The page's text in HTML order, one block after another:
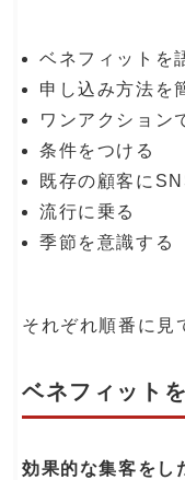
ベネフィットを
申し込み方法を
ワンアクション
条件をつける
既存の顧客に
流行に乗る
季節を意識する
それぞれ順番に見
ベネフィット
効果的な集客をし